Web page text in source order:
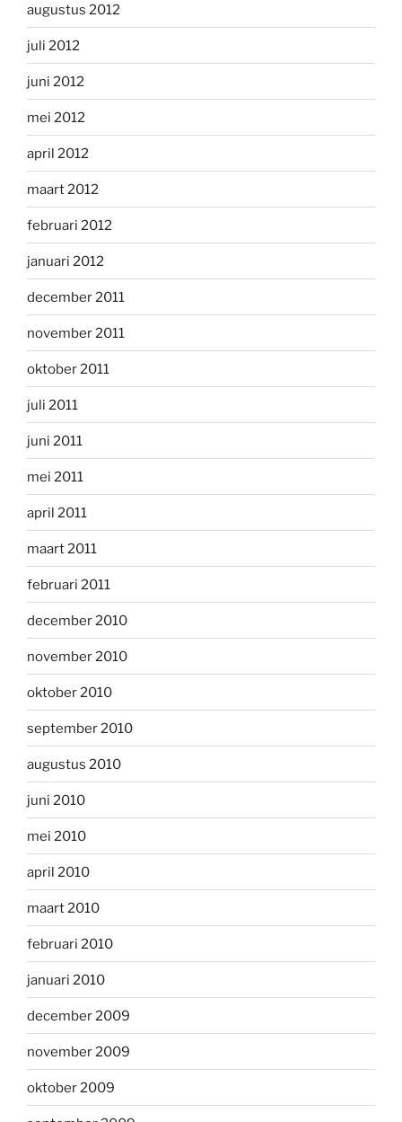
augustus 2012
juli 2012
juni 2012
mei 2012
april 2012
maart 2012
februari 2012
januari 2012
december 2011
november 2011
oktober 2011
juli 2011
juni 2011
mei 2011
april 2011
maart 2011
februari 2011
december 2010
november 2010
oktober 2010
september 2010
augustus 2010
juni 2010
mei 2010
april 2010
maart 2010
februari 2010
januari 2010
december 2009
november 2009
oktober 2009